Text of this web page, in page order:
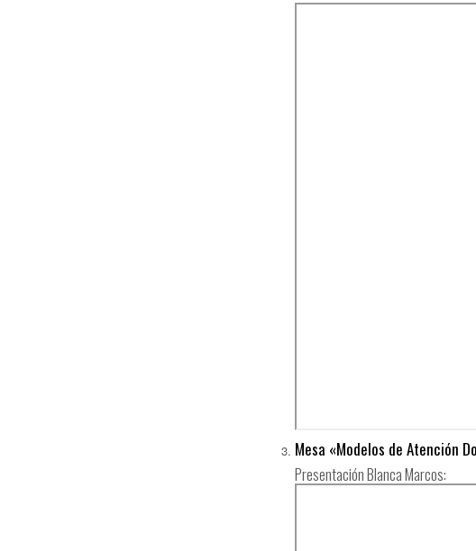
Mesa «Modelos de Atención
Presentación Blanca Marcos: